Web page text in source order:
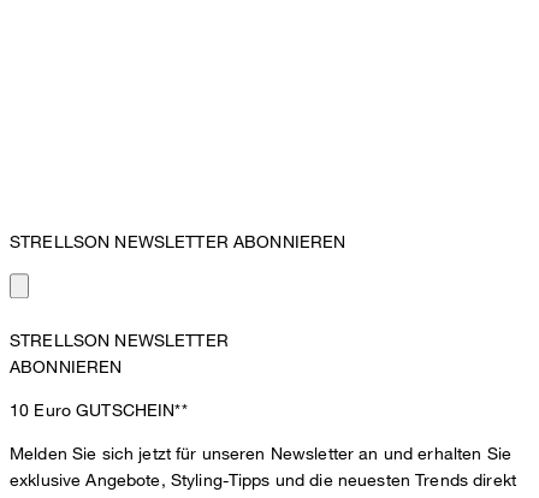
STRELLSON NEWSLETTER ABONNIEREN
STRELLSON NEWSLETTER
ABONNIEREN
10 EuroGUTSCHEIN**
Melden Sie sich jetzt für unseren Newsletter an und erhalten Sie
exklusive Angebote, Styling-Tipps und die neuesten Trends direkt